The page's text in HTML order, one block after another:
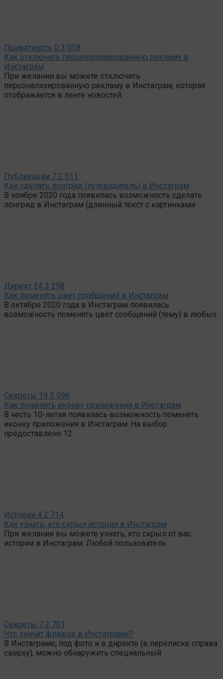
Приватность 0 3 058
Как отключить персонализированную рекламу в
Инстаграм
При желании вы можете отключить
персонализированную рекламу в Инстаграм, которая
отображается в ленте новостей.
Публикации 7 2 511
Как сделать лонгрид (путеводитель) в Инстаграм
В ноябре 2020 года появилась возможность сделать
лонгрид в Инстаграм (длинный текст с картинками
Директ 24 3 298
Как поменять цвет сообщений в Инстаграм
В октябре 2020 года в Инстаграм появилась
возможность поменять цвет сообщений (тему) в любых
Секреты 19 3 596
Как поменять иконку приложения в Инстаграм
В честь 10-летия появилась возможность поменять
иконку приложения в Инстаграм. На выбор
предоставлено 12
Истории 4 2 714
Как узнать, кто скрыл истории в Инстаграм
При желании вы можете узнать, кто скрыл от вас
истории в Инстаграм. Любой пользователь
Секреты 7 2 701
Что значит флажок в Инстаграме?
В Инстаграме, под фото и в директе (в переписке справа
сверху), можно обнаружить специальный